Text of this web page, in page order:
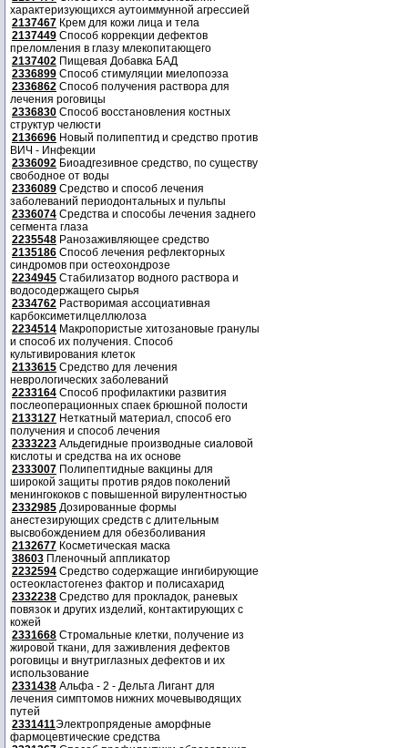
характеризующихся аутоиммунной агрессией
2137467 Крем для кожи лица и тела
2137449 Способ коррекции дефектов
преломления в глазу млекопитающего
2137402 Пищевая Добавка БАД
2336899 Способ стимуляции миелопоэза
2336862 Способ получения раствора для
лечения роговицы
2336830 Способ восстановления костных
структур челюсти
2136696 Новый полипептид и средство против
ВИЧ - Инфекции
2336092 Биоадгезивное средство, по существу
свободное от воды
2336089 Средство и способ лечения
заболеваний периодонтальных и пульпы
2336074 Средства и способы лечения заднего
сегмента глаза
2235548 Ранозаживляющее средство
2135186 Способ лечения рефлекторных
синдромов при остеохондрозе
2234945 Стабилизатор водного раствора и
водосодержащего сырья
2334762 Растворимая ассоциативная
карбоксиметилцеллюлоза
2234514 Макропористые хитозановые гранулы
и способ их получения. Способ
культивирования клеток
2133615 Средство для лечения
неврологических заболеваний
2233164 Способ профилактики развития
послеоперационных спаек брюшной полости
2133127 Неткатный материал, способ его
получения и способ лечения
2333223 Альдегидные производные сиаловой
кислоты и средства на их основе
2333007 Полипептидные вакцины для
широкой защиты против рядов поколений
менингококов с повышенной вирулентностью
2332985 Дозированные формы
анестезирующих средств с длительным
высвобождением для обезболивания
2132677 Косметическая маска
38603 Пленочный аппликатор
2232594 Средство содержащие ингибирующие
остеокластогенез фактор и полисахарид
2332238 Средство для прокладок, раневых
повязок и других изделий, контактирующих с
кожей
2331668 Стромальные клетки, получение из
жировой ткани, для заживления дефектов
роговицы и внутриглазных дефектов и их
использование
2331438 Альфа - 2 - Дельта Лигант для
лечения симптомов нижних мочевыводящих
путей
2331411Электропряденые аморфные
фармоцевтические средства